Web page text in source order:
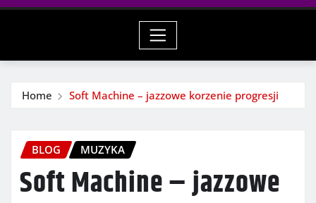
Home Soft Machine – jazzowe korzenie progresji
BLOG MUZYKA
Soft Machine – jazzowe